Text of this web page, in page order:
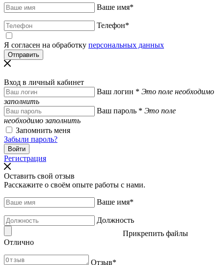
Ваше имя*
Телефон*
Я согласен на обработку персональных данных
Вход в личный кабинет
Ваш логин * Это поле необходимо
заполнить
Ваш пароль * Это поле
необходимо заполнить
Запомнить меня
Забыли пароль?
Регистрация
Оставить свой отзыв
Расскажите о своём опыте работы с нами.
Ваше имя*
Должность
Прикрепить файлы
Отлично
Отзыв*